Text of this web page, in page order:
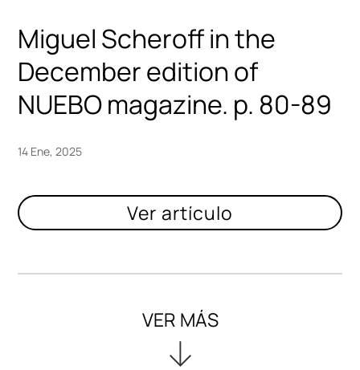
Miguel Scheroff in the
December edition of
NUEBO magazine. p. 80-89
14 Ene, 2025